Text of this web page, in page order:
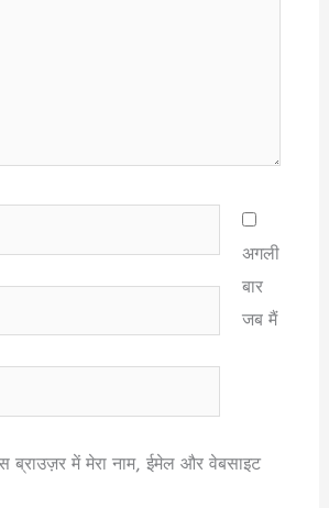
अगली
बार
जब मैं
ब्राउज़र में मेरा नाम, ईमेल और वेबसाइट